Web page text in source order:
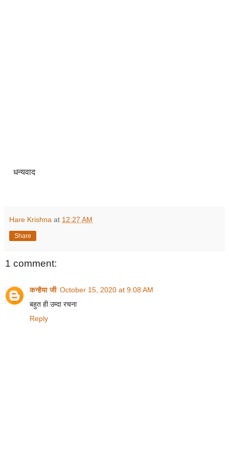
धन्यवाद
Hare Krishna at 12:27 AM
Share
1 comment:
कन्हैया जी October 15, 2020 at 9:08 AM
बहुत ही उम्दा रचना
Reply